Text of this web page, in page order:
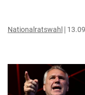
Nationalratswahl